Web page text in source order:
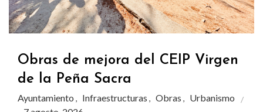
Obras de mejora del CEIP Virgen
de la Peña Sacra
Ayuntamiento , Infraestructuras , Obras , Urbanismo